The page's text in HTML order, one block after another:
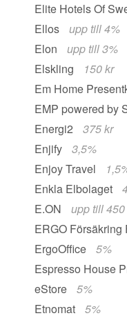
Elite Hotels Of
Ellos
upp till 4%
Elon
upp till 3%
Elskling
150 kr
Em Home
EMP powered by
Energi2
375 kr
Enjify
3,5%
Enjoy Travel
Enkla Elbolaget
E.ON
upp till
ERGO Försäkring
ErgoOffice
5%
Espresso House
eStore
5%
Etnomat
5%